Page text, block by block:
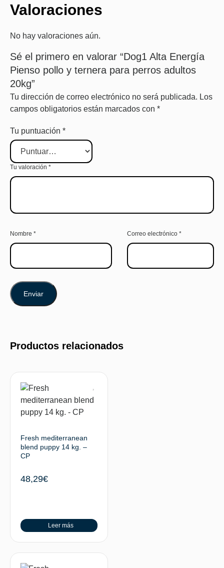
Valoraciones
No hay valoraciones aún.
Sé el primero en valorar “Dog1 Alta Energía
Pienso pollo y ternera para perros adultos
20kg”
Tu dirección de correo electrónico no será publicada. Los
campos obligatorios están marcados con *
Tu puntuación *
Tu valoración *
Nombre * Correo electrónico *
Productos relacionados
Fresh mediterranean
blend puppy 14 kg. –
CP
48,29€
Leer más